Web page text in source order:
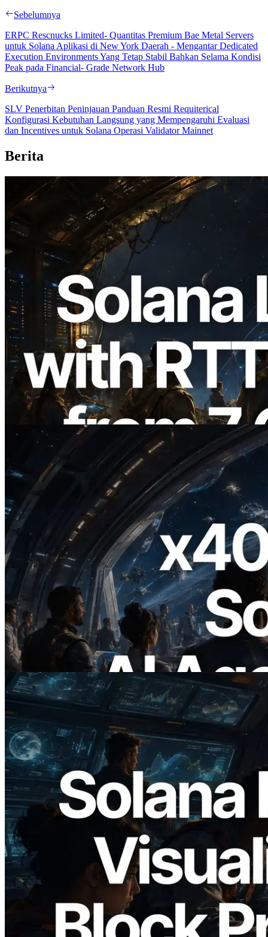
Sebelumnya
ERPC Rescnucks Limited- Quantitas Premium Bae Metal Servers
untuk Solana Aplikasi di New York Daerah - Mengantar Dedicated
Execution Environments Yang Tetap Stabil Bahkan Selama Kondisi
Peak pada Financial- Grade Network Hub
Berikutnya
SLV Penerbitan Peninjauan Panduan Resmi Requiterical
Konfigurasi Kebutuhan Langsung yang Mempengaruhi Evaluasi
dan Incentives untuk Solana Operasi Validator Mainnet
Berita
2026.08.05
ERPC Memperluas Solana Leader Slot
API dengan Pengukuran Ping dari 7
Region Global — Validators Information
API Juga Diluncurkan
2026.07.04
ERPC Meluncurkan Solana RPC
Berbasis x402 — Era AI Agent
Membayar API yang Dibutuhkan Secara
On Demand
Baca artikel ini
2026.05.24
Validators Solutions Meluncurkan Solana
Block Analyzer — Memvisualisasikan
Waktu Produksi Blok per Slot dan
Validator yang Ditugaskan